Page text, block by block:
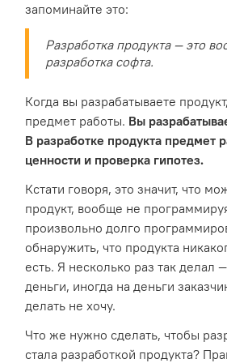
запоминайте это:
Разработка продукта — это
разработка софта.
Когда вы разрабатываете
предмет работы. Вы
В разработке продукта предмет
ценности и проверка гипотез.
Кстати говоря, это значит, что
продукт, вообще не
произвольно долго
обнаружить, что продукта
есть. Я несколько раз так делал
деньги, иногда на деньги
делать не хочу.
Что же нужно сделать, чтобы
стала разработкой продукта?